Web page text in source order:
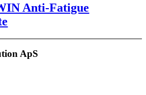
Anti-Fatigue
ApS